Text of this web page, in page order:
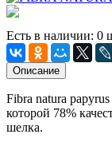
Есть в наличии: 0
Описание
Fibra natura
которой 78%
шелка.